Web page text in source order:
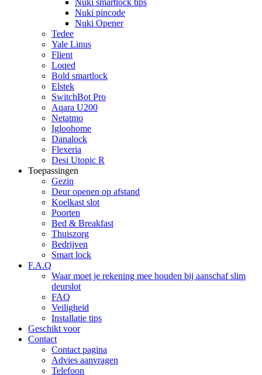
Nuki pincode
Nuki Opener
Tedee
Yale Linus
Flient
Loqed
Bold smartlock
Elstek
SwitchBot Pro
Aqara U200
Netatmo
Igloohome
Danalock
Flexeria
Desi Utopic R
Toepassingen
Gezin
Deur openen op afstand
Koelkast slot
Poorten
Bed & Breakfast
Thuiszorg
Bedrijven
Smart lock
F.A.Q
Waar moet je rekening mee houden bij aanschaf slim
deurslot
FAQ
Veiligheid
Installatie tips
Geschikt voor
Contact
Contact pagina
Advies aanvragen
Telefoon